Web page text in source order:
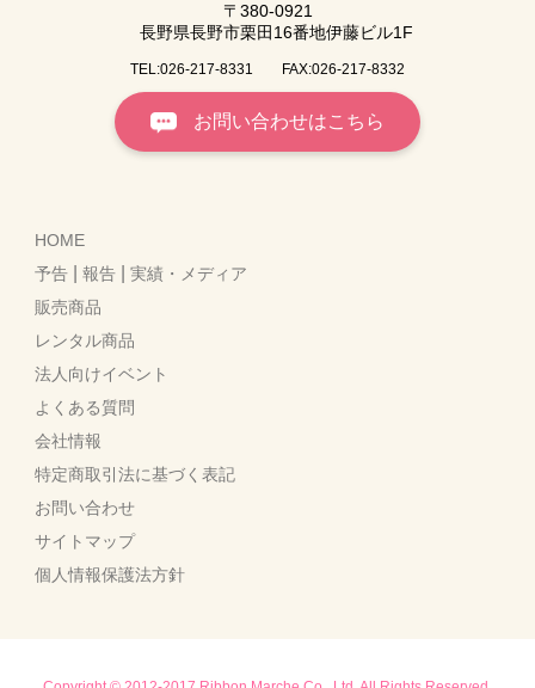
〒380-0921
長野県長野市栗田16番地伊藤ビル1F
TEL:026-217-8331 FAX:026-217-8332
お問い合わせはこちら
HOME
予告 |報告 |実績・メディア
販売商品
レンタル商品
法人向けイベント
よくある質問
会社情報
特定商取引法に基づく表記
お問い合わせ
サイトマップ
個人情報保護法方針